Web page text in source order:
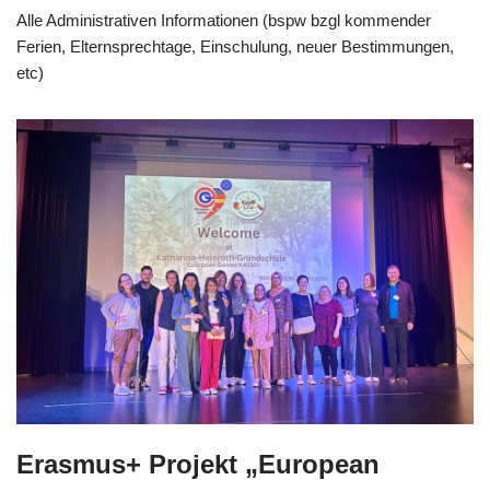
Alle Administrativen Informationen (bspw bzgl kommender
Ferien, Elternsprechtage, Einschulung, neuer Bestimmungen,
etc)
Erasmus+ Projekt „European